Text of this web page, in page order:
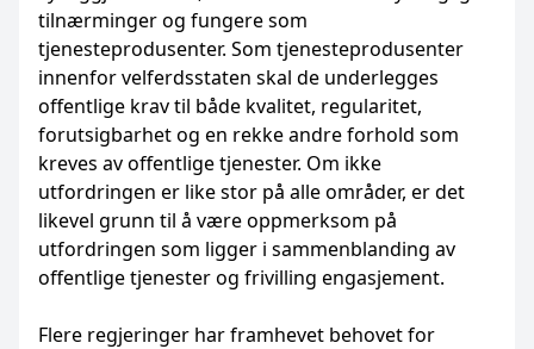
tilnærminger og fungere som
tjenesteprodusenter. Som tjenesteprodusenter
innenfor velferdsstaten skal de underlegges
offentlige krav til både kvalitet, regularitet,
forutsigbarhet og en rekke andre forhold som
kreves av offentlige tjenester. Om ikke
utfordringen er like stor på alle områder, er det
likevel grunn til å være oppmerksom på
utfordringen som ligger i sammenblanding av
offentlige tjenester og frivilling engasjement.
Flere regjeringer har framhevet behovet for